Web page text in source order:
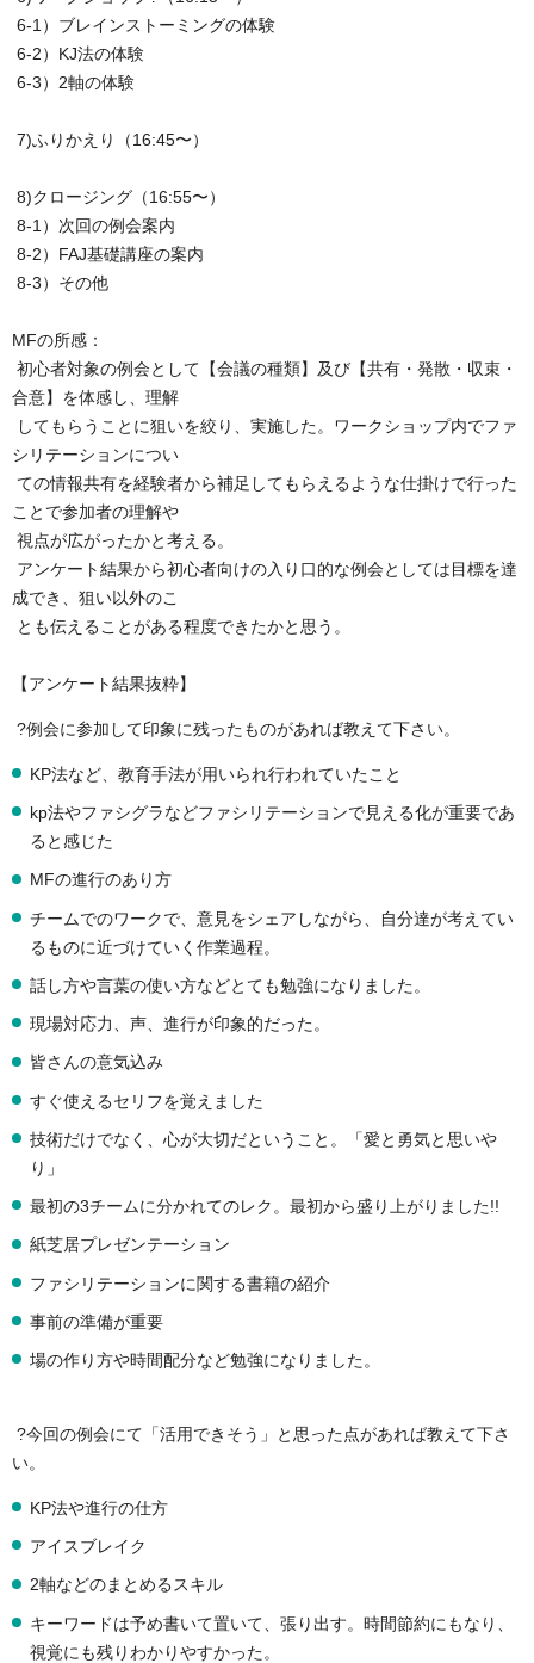
6-1）ブレインストーミングの体験
6-2）KJ法の体験
6-3）2軸の体験
7)ふりかえり（16:45〜）
8)クロージング（16:55〜）
8-1）次回の例会案内
8-2）FAJ基礎講座の案内
8-3）その他
MFの所感：
初心者対象の例会として【会議の種類】及び【共有・発散・収束・
合意】を体感し、理解
してもらうことに狙いを絞り、実施した。ワークショップ内でファ
シリテーションについ
ての情報共有を経験者から補足してもらえるような仕掛けで行った
ことで参加者の理解や
視点が広がったかと考える。
アンケート結果から初心者向けの入り口的な例会としては目標を達
成でき、狙い以外のこ
とも伝えることがある程度できたかと思う。
【アンケート結果抜粋】
?例会に参加して印象に残ったものがあれば教えて下さい。
KP法など、教育手法が用いられ行われていたこと
kp法やファシグラなどファシリテーションで見える化が重要であ
ると感じた
MFの進行のあり方
チームでのワークで、意見をシェアしながら、自分達が考えてい
るものに近づけていく作業過程。
話し方や言葉の使い方などとても勉強になりました。
現場対応力、声、進行が印象的だった。
皆さんの意気込み
すぐ使えるセリフを覚えました
技術だけでなく、心が大切だということ。「愛と勇気と思いや
り」
最初の3チームに分かれてのレク。最初から盛り上がりました!!
紙芝居プレゼンテーション
ファシリテーションに関する書籍の紹介
事前の準備が重要
場の作り方や時間配分など勉強になりました。
?今回の例会にて「活用できそう」と思った点があれば教えて下さ
い。
KP法や進行の仕方
アイスブレイク
2軸などのまとめるスキル
キーワードは予め書いて置いて、張り出す。時間節約にもなり、
視覚にも残りわかりやすかった。